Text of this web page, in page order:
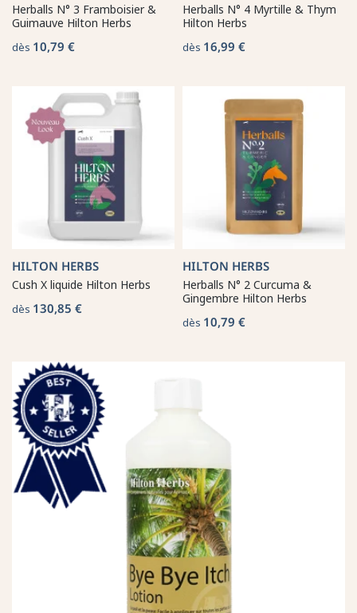
Herballs N° 3 Framboisier &
Guimauve Hilton Herbs
dès 10,79 €
Herballs N° 4 Myrtille & Thym
Hilton Herbs
dès 16,99 €
HILTON HERBS
Cush X liquide Hilton Herbs
dès 130,85 €
HILTON HERBS
Herballs N° 2 Curcuma &
Gingembre Hilton Herbs
dès 10,79 €